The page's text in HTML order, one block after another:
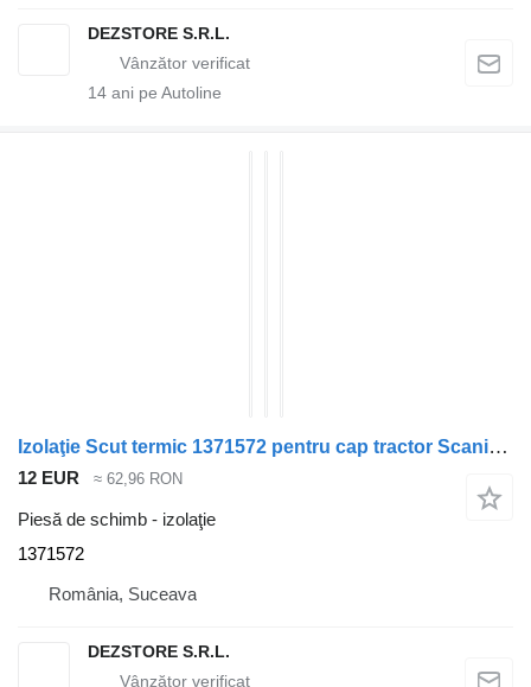
DEZSTORE S.R.L.
14 ani pe Autoline
Izolaţie Scut termic 1371572 pentru cap tractor Scania MODEL R
12 EUR ≈ 62,96 RON
Piesă de schimb - izolaţie
1371572
România, Suceava
DEZSTORE S.R.L.